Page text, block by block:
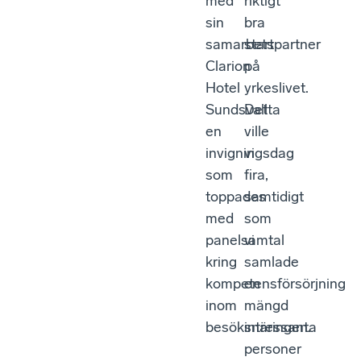
sin
samarbetspartner
Clarion
Hotel
Sundsvall
en
invigningsdag
som
toppades
med
panelsamtal
kring
kompetensförsörjning
inom
besöksnäringen.
bra
start
på
yrkeslivet.
Detta
ville
vi
fira,
samtidigt
som
vi
samlade
en
mängd
intressanta
personer